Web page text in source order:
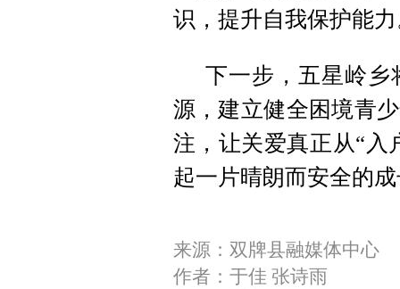
识，提升自我保护能
下一步，五星岭乡
源，建立健全困境青
注，让关爱真正从“入
起一片晴朗而安全的
来源：双牌县融媒体中心
作者：于佳 张诗雨